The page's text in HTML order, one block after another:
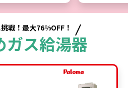
戦！最大76%OFF！
ガス給湯器